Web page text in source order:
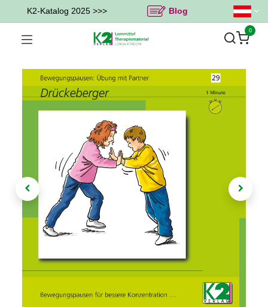
K2-Katalog 2025 >>> Blog
0